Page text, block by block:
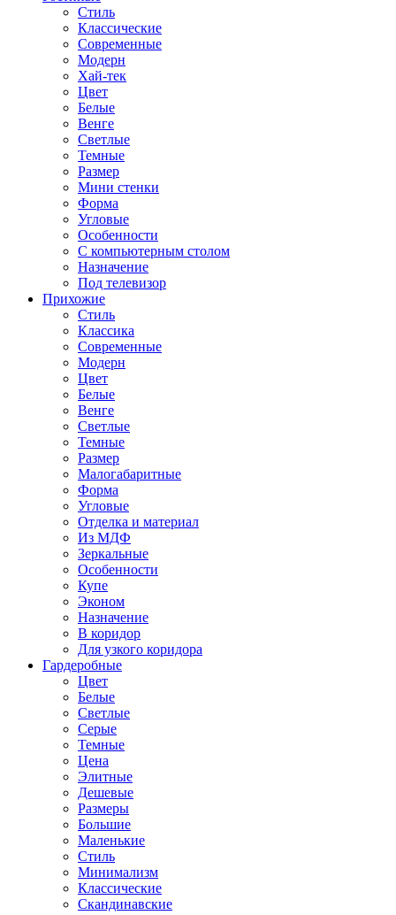
Стиль
Классические
Современные
Модерн
Хай-тек
Цвет
Белые
Венге
Светлые
Темные
Размер
Мини стенки
Форма
Угловые
Особенности
С компьютерным столом
Назначение
Под телевизор
Прихожие
Стиль
Классика
Современные
Модерн
Цвет
Белые
Венге
Светлые
Темные
Размер
Малогабаритные
Форма
Угловые
Отделка и материал
Из МДФ
Зеркальные
Особенности
Купе
Эконом
Назначение
В коридор
Для узкого коридора
Гардеробные
Цвет
Белые
Светлые
Серые
Темные
Цена
Элитные
Дешевые
Размеры
Большие
Маленькие
Стиль
Минимализм
Классические
Скандинавские